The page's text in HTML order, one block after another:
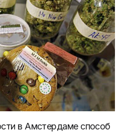
в Амстердаме способ